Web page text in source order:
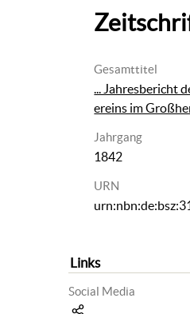
Gesamttitel
... Jahresbericht
ereins im
Jahrgang
1842
URN
Links
Social Media